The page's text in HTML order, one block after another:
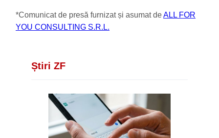
*Comunicat de presă furnizat și asumat deALL FOR
YOU CONSULTING S.R.L.
Știri ZF